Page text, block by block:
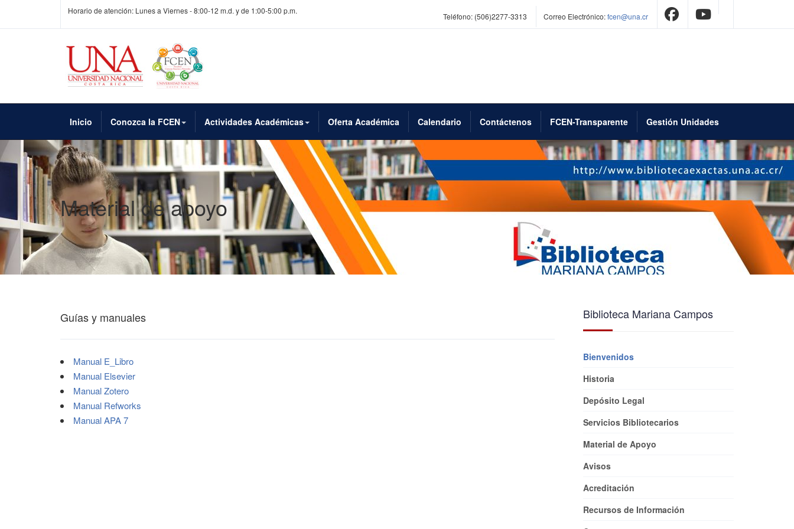
Horario de atención: Lunes a Viernes - 8:00-12 m.d. y de 1:00-5:00 p.m.
Teléfono: (506)2277-3313 Correo Electrónico:fcen@una.cr
Inicio Conozca la FCEN Actividades Académicas Oferta Académica Calendario Contáctenos FCEN-Transparente Gestión Unidades
Material de apoyo
Guías y manuales
Manual E_Libro
Manual Elsevier
Manual Zotero
Manual Refworks
Manual APA 7
Biblioteca Mariana Campos
Bienvenidos
Historia
Depósito Legal
Servicios Bibliotecarios
Material de Apoyo
Avisos
Acreditación
Recursos de Información